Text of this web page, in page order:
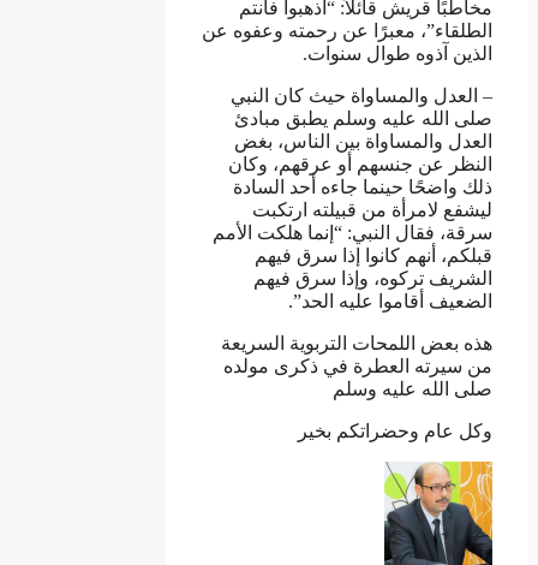
مخاطبًا قريش قائلاً: “اذهبوا فأنتم
الطلقاء”، معبرًا عن رحمته وعفوه عن
الذين آذوه طوال سنوات.
– العدل والمساواة حيث كان النبي
صلى الله عليه وسلم يطبق مبادئ
العدل والمساواة بين الناس، بغض
النظر عن جنسهم أو عرقهم، وكان
ذلك واضحًا حينما جاءه أحد السادة
ليشفع لامرأة من قبيلته ارتكبت
سرقة، فقال النبي: “إنما هلكت الأمم
قبلكم، أنهم كانوا إذا سرق فيهم
الشريف تركوه، وإذا سرق فيهم
الضعيف أقاموا عليه الحد”.
هذه بعض اللمحات التربوية السريعة
من سيرته العطرة في ذكرى مولده
صلى الله عليه وسلم
وكل عام وحضراتكم بخير